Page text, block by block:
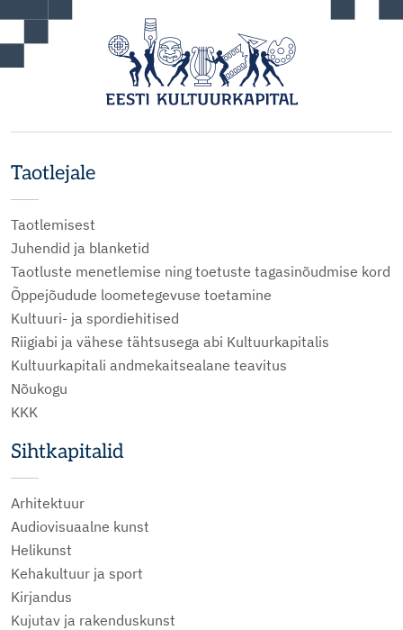
Taotlejale
Taotlemisest
Juhendid ja blanketid
Taotluste menetlemise ning toetuste tagasinõudmise kord
Õppejõudude loometegevuse toetamine
Kultuuri- ja spordiehitised
Riigiabi ja vähese tähtsusega abi Kultuurkapitalis
Kultuurkapitali andmekaitsealane teavitus
Nõukogu
KKK
Sihtkapitalid
Arhitektuur
Audiovisuaalne kunst
Helikunst
Kehakultuur ja sport
Kirjandus
Kujutav ja rakenduskunst